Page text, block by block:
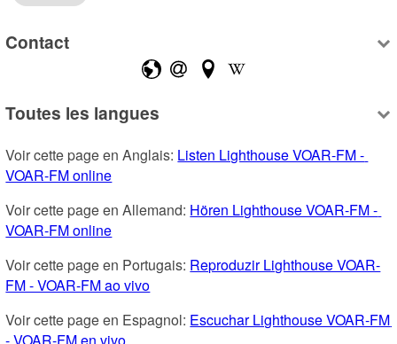
Contact
Toutes les langues
Voir cette page en Anglais: Listen Lighthouse VOAR-FM -
VOAR-FM online
Voir cette page en Allemand: Hören Lighthouse VOAR-FM -
VOAR-FM online
Voir cette page en Portugais: Reproduzir Lighthouse VOAR-
FM - VOAR-FM ao vivo
Voir cette page en Espagnol: Escuchar Lighthouse VOAR-FM
- VOAR-FM en vivo